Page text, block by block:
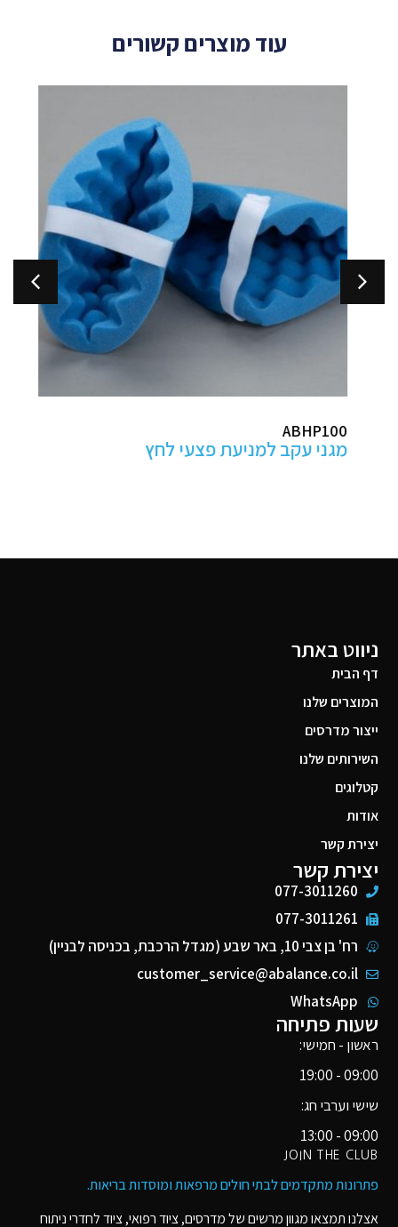
עוד מוצרים קשורים
ABHP100
מגני עקב למניעת פצעי לחץ
ניווט באתר
דף הבית
המוצרים שלנו
ייצור מדרסים
השירותים שלנו
קטלוגים
אודות
יצירת קשר
יצירת קשר
077-3011260
077-3011261
רח' בן צבי 10, באר שבע (מגדל הרכבת, בכניסה לבניין)
customer_service@abalance.co.il
WhatsApp
שעות פתיחה
ראשון - חמישי:
09:00 - 19:00
שישי וערבי חג:
09:00 - 13:00
JOIN THE CLUB
פתרונות מתקדמים לבתי חולים מרפאות ומוסדות בריאות​.
אצלנו תמצאו מגוון מרשים של מדרסים, ציוד רפואי, ציוד לחדרי ניתוח